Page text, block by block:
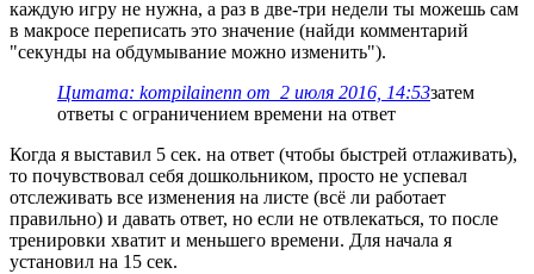
каждую игру не нужна, а раз в две-три недели ты можешь сам
в макросе переписать это значение (найди комментарий
"секунды на обдумывание можно изменить").
Цитата: kompilainenn от 2 июля 2016, 14:53затем
ответы с ограничением времени на ответ
Когда я выставил 5 сек. на ответ (чтобы быстрей отлаживать),
то почувствовал себя дошкольником, просто не успевал
отслеживать все изменения на листе (всё ли работает
правильно) и давать ответ, но если не отвлекаться, то после
тренировки хватит и меньшего времени. Для начала я
установил на 15 сек.